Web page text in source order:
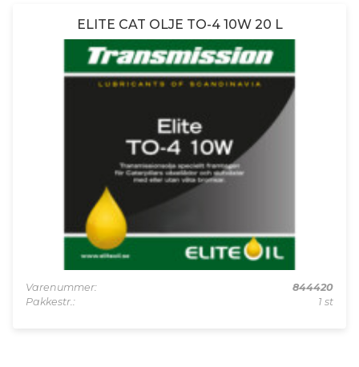
ELITE CAT OLJE TO-4 10W 20 L
Varenummer:
844420
Pakkestr.:
1 st